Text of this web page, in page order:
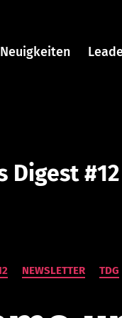
Neuigkeiten
Digest #12
NEWSLETTER TDG